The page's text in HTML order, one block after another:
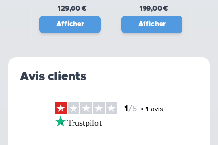
129,00 €
Afficher
199,00 €
Afficher
Avis clients
1 /5 • 1 avis
Trustpilot